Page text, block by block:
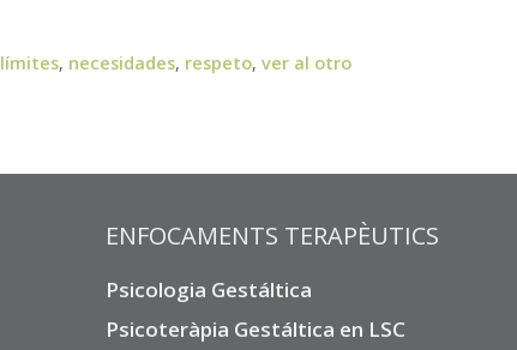
límites, necesidades, respeto,ver al otro
ENFOCAMENTS TERAPÈUTICS
Psicologia Gestáltica
Psicoteràpia Gestáltica en LSC